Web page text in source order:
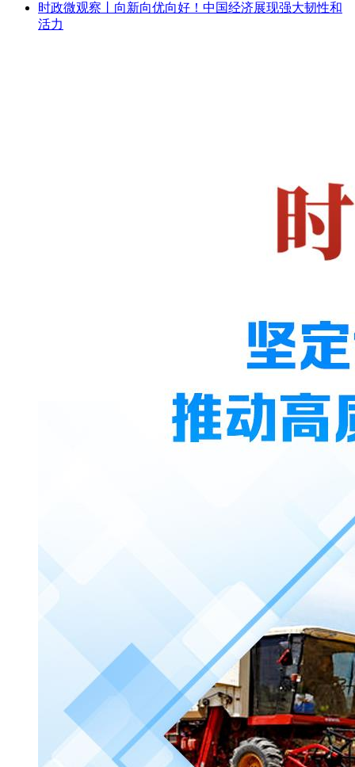
时政微观察丨向新向优向好！中国经济展现强大韧性和
活力